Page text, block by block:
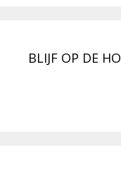
BLIJF OP DE